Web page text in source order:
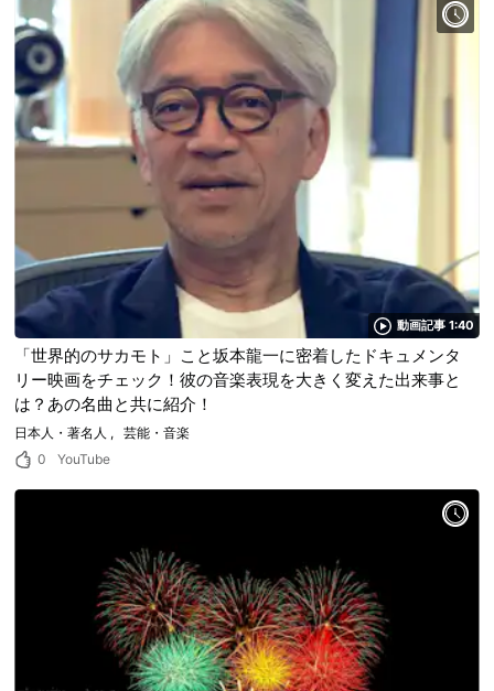
動画記事 1:40
「世界的のサカモト」こと坂本龍一に密着したドキュメンタ
リー映画をチェック！彼の音楽表現を大きく変えた出来事と
は？あの名曲と共に紹介！
日本人・著名人
芸能・音楽
0
YouTube